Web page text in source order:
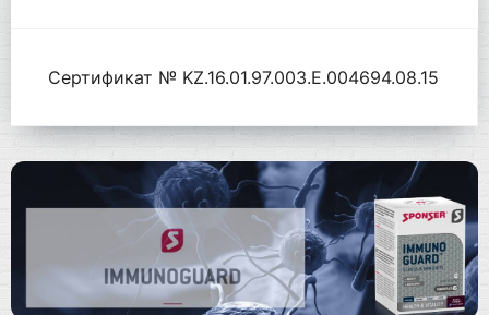
Сертификат № KZ.16.01.97.003.Е.004694.08.15